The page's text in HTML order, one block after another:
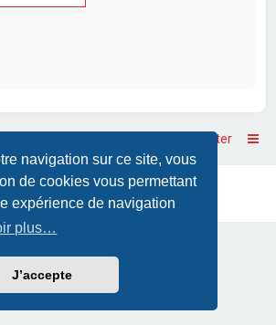
navigation sur ce site, vous
de cookies vous permettant
expérience de navigation
plus…
J’accepte
Nous contacter
• Design byPlanetStyles
officielle©Qiaeru